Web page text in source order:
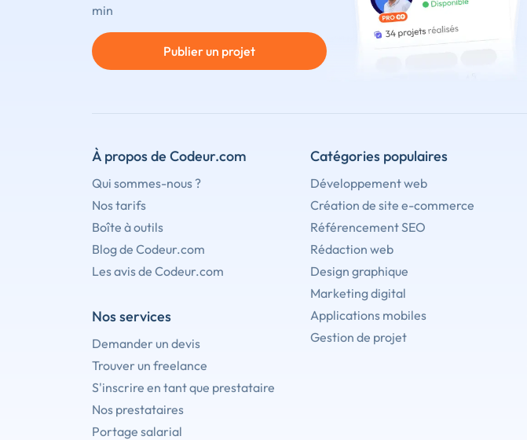
min
Publier un projet
À propos de Codeur.com
Qui sommes-nous ?
Nos tarifs
Boîte à outils
Blog de Codeur.com
Les avis de Codeur.com
Nos services
Demander un devis
Trouver un freelance
S'inscrire en tant que prestataire
Nos prestataires
Portage salarial
Catégories populaires
Développement web
Création de site e-commerce
Référencement SEO
Rédaction web
Design graphique
Marketing digital
Applications mobiles
Gestion de projet